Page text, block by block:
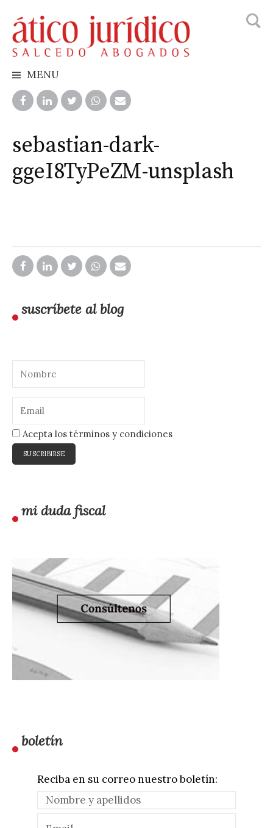
to
content
MENU
sebastian-dark-
ggeI8TyPeZM-unsplash
suscríbete al blog
Acepta los términos y condiciones
mi duda fiscal
boletín
Reciba en su correo nuestro boletín: